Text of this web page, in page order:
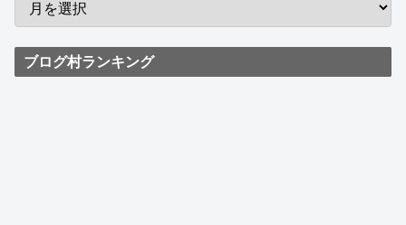
ブログ村ランキング